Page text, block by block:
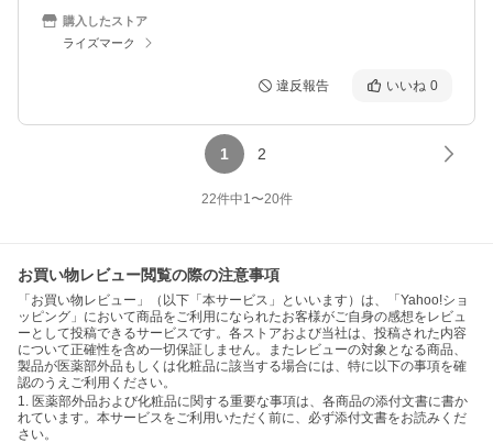
購入したストア
ライズマーク
違反報告 いいね 0
1 2
22件中1〜20件
お買い物レビュー閲覧の際の注意事項
「お買い物レビュー」（以下「本サービス」といいます）は、「Yahoo!ショ
ッピング」において商品をご利用になられたお客様がご自身の感想をレビュ
ーとして投稿できるサービスです。各ストアおよび当社は、投稿された内容
について正確性を含め一切保証しません。またレビューの対象となる商品、
製品が医薬部外品もしくは化粧品に該当する場合には、特に以下の事項を確
認のうえご利用ください。
1. 医薬部外品および化粧品に関する重要な事項は、各商品の添付文書に書か
れています。本サービスをご利用いただく前に、必ず添付文書をお読みくだ
さい。